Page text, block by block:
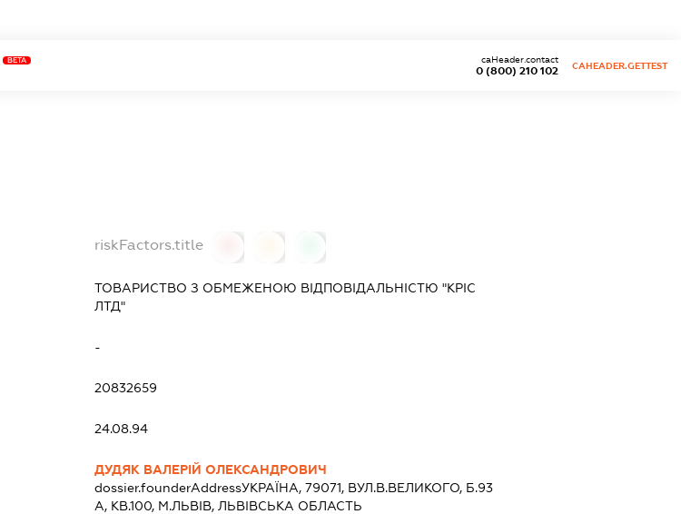
BETA
0 (800) 210 102
caHeader.contact
CAHEADER.GETTEST
riskFactors.title
ТОВАРИСТВО З ОБМЕЖЕНОЮ ВІДПОВІДАЛЬНІСТЮ "КРІС
ЛТД"
-
20832659
24.08.94
ДУДЯК ВАЛЕРІЙ ОЛЕКСАНДРОВИЧ
dossier.founderAddressУКРАЇНА, 79071, ВУЛ.В.ВЕЛИКОГО, Б.93
А, КВ.100, М.ЛЬВІВ, ЛЬВІВСЬКА ОБЛАСТЬ